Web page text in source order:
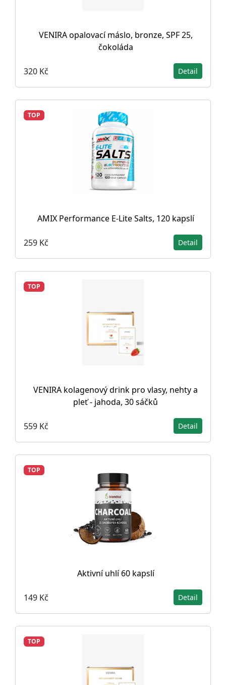
VENIRA opalovací máslo, bronze, SPF 25,
čokoláda
320 Kč Detail
TOP
AMIX Performance E-Lite Salts, 120 kapslí
259 Kč Detail
TOP
VENIRA kolagenový drink pro vlasy, nehty a
pleť - jahoda, 30 sáčků
559 Kč Detail
TOP
Aktivní uhlí 60 kapslí
149 Kč Detail
TOP